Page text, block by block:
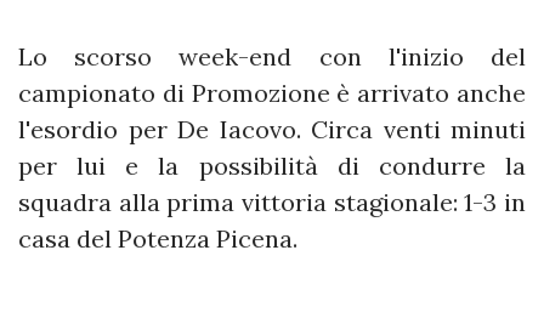
Lo scorso week-end con l'inizio del
campionato di Promozione è arrivato anche
l'esordio per De Iacovo. Circa venti minuti
per lui e la possibilità di condurre la
squadra alla prima vittoria stagionale: 1-3 in
casa del Potenza Picena.